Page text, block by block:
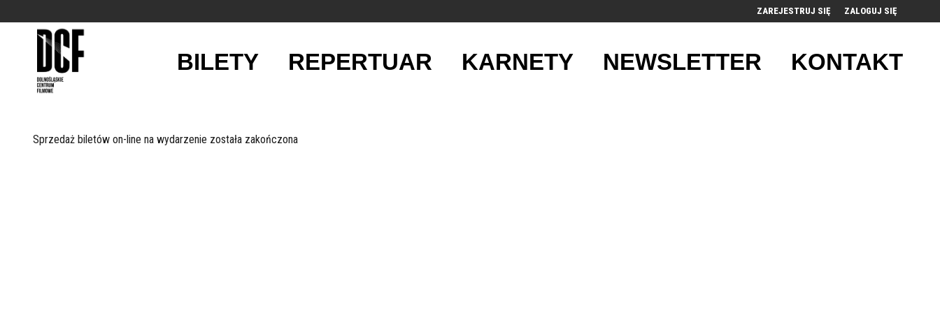
ZAREJESTRUJ SIĘ ZALOGUJ SIĘ
0,00
BILETY REPERTUAR KARNETY NEWSLETTER KONTAKT
Sprzedaż biletów on-line na wydarzenie została zakończona